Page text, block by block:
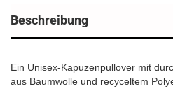
Beschreibung
Ein Unisex-Kapuzenpullover mit
aus Baumwolle und recyceltem